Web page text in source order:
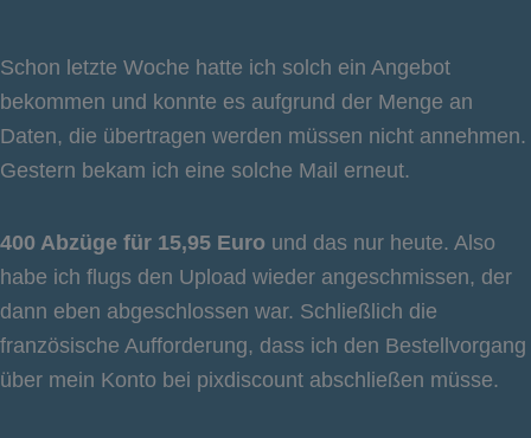
Schon letzte Woche hatte ich solch ein Angebot
bekommen und konnte es aufgrund der Menge an
Daten, die übertragen werden müssen nicht annehmen.
Gestern bekam ich eine solche Mail erneut.
400 Abzüge für 15,95 Euro und das nur heute. Also
habe ich flugs den Upload wieder angeschmissen, der
dann eben abgeschlossen war. Schließlich die
französische Aufforderung, dass ich den Bestellvorgang
über mein Konto bei pixdiscount abschließen müsse.